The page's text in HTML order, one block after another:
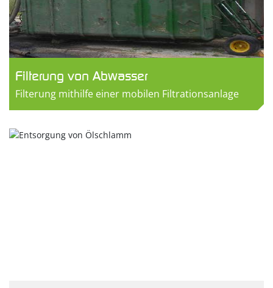
Filterung von Abwasser
Filterung mithilfe einer mobilen Filtrationsanlage